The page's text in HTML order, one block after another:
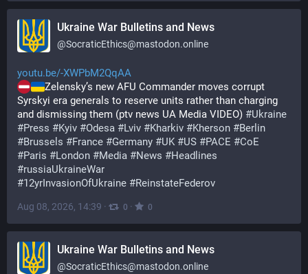
Ukraine War Bulletins and News
@SocraticEthics@mastodon.online
youtu.be/-XWPbM2QqAA
Zelensky’s new AFU Commander moves corrupt
Syrskyi era generals to reserve units rather than charging
and dismissing them (ptv news UA Media VIDEO) #Ukraine
#Press #Kyiv #Odesa #Lviv #Kharkiv #Kherson #Berlin
#Brussels #France #Germany #UK #US #PACE #CoE
#Paris #London #Media #News #Headlines
#russiaUkraineWar
#12yrInvasionOfUkraine #ReinstateFederov
Aug 08, 2026, 14:39 · 0 · 0
Ukraine War Bulletins and News
@SocraticEthics@mastodon.online